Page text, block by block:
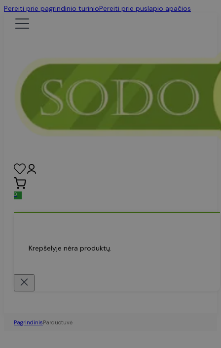
Pereiti prie pagrindinio turinioPereiti prie puslapio apačios
0
Krepšelyje nėra produktų.
PagrindinisParduotuvė